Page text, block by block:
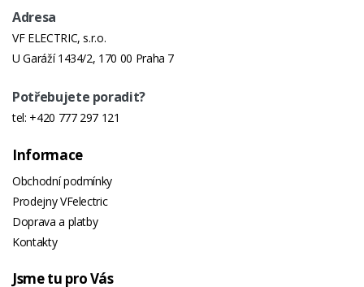
Adresa
VF ELECTRIC, s.r.o.
U Garáží 1434/2, 170 00 Praha 7
Potřebujete poradit?
tel: +420 777 297 121
Informace
Obchodní podmínky
Prodejny VFelectric
Doprava a platby
Kontakty
Jsme tu pro Vás